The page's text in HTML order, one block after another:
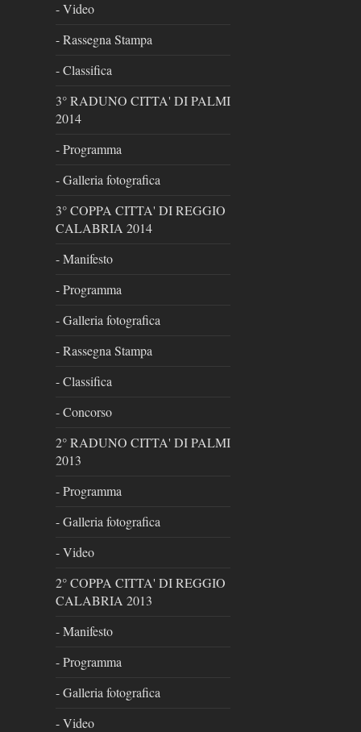
- Video
- Rassegna Stampa
- Classifica
3° RADUNO CITTA' DI PALMI
2014
- Programma
- Galleria fotografica
3° COPPA CITTA' DI REGGIO
CALABRIA 2014
- Manifesto
- Programma
- Galleria fotografica
- Rassegna Stampa
- Classifica
- Concorso
2° RADUNO CITTA' DI PALMI
2013
- Programma
- Galleria fotografica
- Video
2° COPPA CITTA' DI REGGIO
CALABRIA 2013
- Manifesto
- Programma
- Galleria fotografica
- Video